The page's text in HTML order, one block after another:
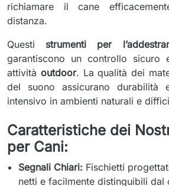
richiamare il cane
distanza.
Questi strumenti per
garantiscono un controllo sicuro
attività outdoor. La qualità dei
del suono assicurano durabilità
intensivo in ambienti naturali e
Caratteristiche dei
per Cani:
Segnali Chiari: Fischietti
netti e facilmente distinguibili dal